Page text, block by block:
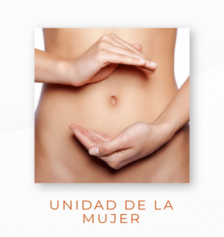
UNIDAD DE LA
MUJER